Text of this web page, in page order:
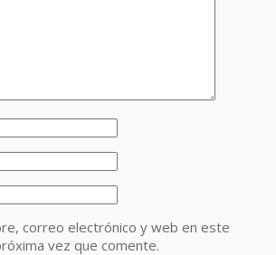
correo electrónico y web en este
vez que comente.